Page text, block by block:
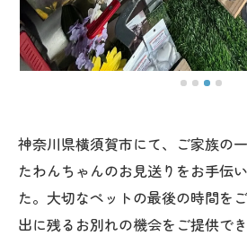
神奈川県横須賀市にて、ご家族の
たわんちゃんのお見送りをお手伝
た。大切なペットの最後の時間を
出に残るお別れの機会をご提供で